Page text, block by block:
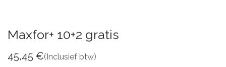
Maxfor+ 10+2 gratis
45,45 €(Inclusief btw)